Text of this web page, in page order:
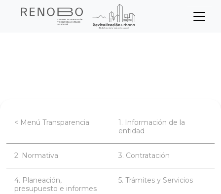
Sitio Web Empresa de
Transparencia
< Menú Transparencia
1. Información de la
entidad
2. Normativa 3. Contratación
4. Planeación,
presupuesto e informes
5. Trámites y Servicios